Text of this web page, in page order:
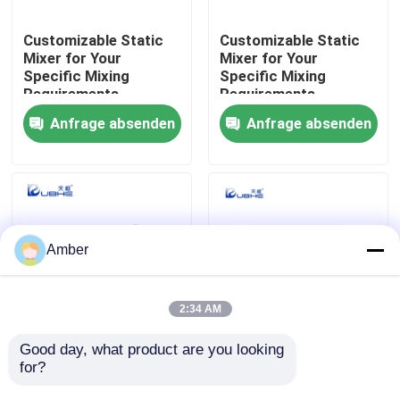
Über uns
Fabrik-Ausflug
Kontaktiere uns
Nachrichten
Customizable Static
Mixer for Your
Specific Mixing
Requirements
Anfrage absenden
Customizable Static
Mixer for Your
Specific Mixing
Requirements
Anfrage absenden
Erreichen Sie mit
unseren statischen
Kontinuierliche
Amber
2:34 AM
Good day, what product are you looking
for?